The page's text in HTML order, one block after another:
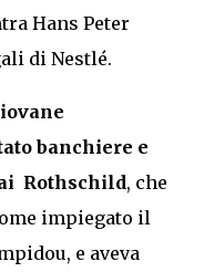
Hans Peter
di Nestlé.
banchiere e
Rothschild, che
impiegato il
e aveva